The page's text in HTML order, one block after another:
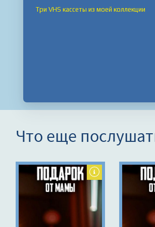
Три VHS кассеты из моей коллекции
Что еще